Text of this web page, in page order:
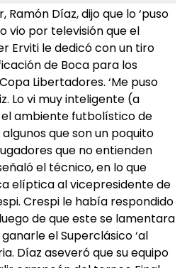
Ramón Díaz, dijo que lo ‘puso
vio por televisión que el
Erviti le dedicó con un tiro
de Boca para los
Libertadores. ‘Me puso
Lo vi muy inteligente (a
el ambiente futbolístico de
que son un poquito
que no entienden
el técnico, en lo que
elíptica al vicepresidente de
Crespi le había respondido
de que este se lamentara
el Superclásico ‘al
Díaz aseveró que su equipo